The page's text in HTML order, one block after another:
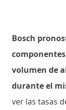
Bosch
volumen de
durante el
ver las tasas